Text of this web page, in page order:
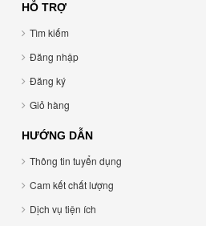
HỖ TRỢ
Tìm kiếm
Đăng nhập
Đăng ký
Giỏ hàng
HƯỚNG DẪN
Thông tin tuyển dụng
Cam kết chất lượng
Dịch vụ tiện ích